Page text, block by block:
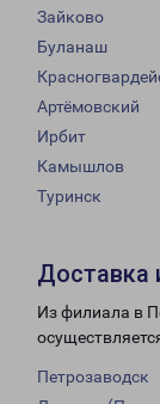
Зайково
Буланаш
Артёмовский
Ирбит
Камышлов
Туринск
Доставка
Из филиала в
Петрозаводск